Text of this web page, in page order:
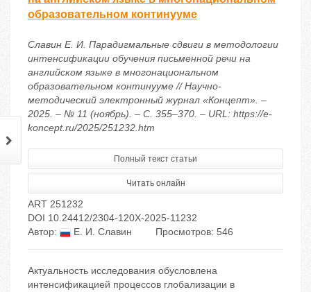
образовательном континууме
Славин Е. И. Парадигмальные сдвиги в методологии
интенсификации обучения письменной речи на
английском языке в многонациональном
образовательном континууме // Научно-
методический электронный журнал «Концепт». –
2025. – № 11 (ноябрь). – С. 355–370. – URL: https://e-
koncept.ru/2025/251232.htm
Полный текст статьи
Читать онлайн
ART 251232
DOI 10.24412/2304-120X-2025-11232
Автор:
Е. И. Славин Просмотров: 546
Актуальность исследования обусловлена
интенсификацией процессов глобализации в